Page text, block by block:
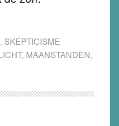
SKEPTICISME
, MAANSTANDEN